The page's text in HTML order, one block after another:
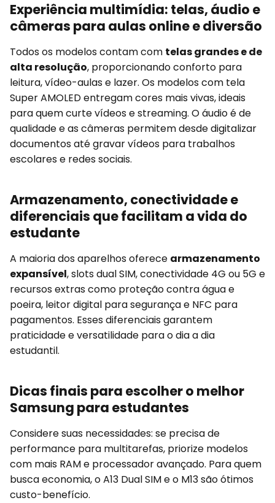
Experiência multimídia: telas, áudio e
câmeras para aulas online e diversão
Todos os modelos contam com telas grandes e de
alta resolução, proporcionando conforto para
leitura, vídeo-aulas e lazer. Os modelos com tela
Super AMOLED entregam cores mais vivas, ideais
para quem curte vídeos e streaming. O áudio é de
qualidade e as câmeras permitem desde digitalizar
documentos até gravar vídeos para trabalhos
escolares e redes sociais.
Armazenamento, conectividade e
diferenciais que facilitam a vida do
estudante
A maioria dos aparelhos oferece armazenamento
expansível, slots dual SIM, conectividade 4G ou 5G e
recursos extras como proteção contra água e
poeira, leitor digital para segurança e NFC para
pagamentos. Esses diferenciais garantem
praticidade e versatilidade para o dia a dia
estudantil.
Dicas finais para escolher o melhor
Samsung para estudantes
Considere suas necessidades: se precisa de
performance para multitarefas, priorize modelos
com mais RAM e processador avançado. Para quem
busca economia, o A13 Dual SIM e o M13 são ótimos
custo-benefício.